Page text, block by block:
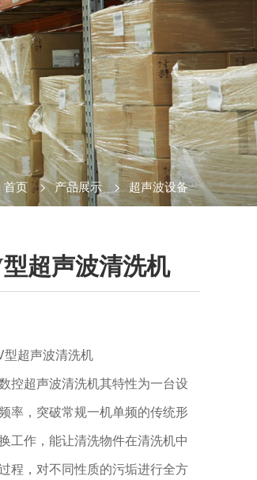
首页 > 产品展示 > 超声波设备
超声波清洗机
型超声波清洗机
控超声波清洗机其特性为一台设
率，突破常规一机单频的传统形
工作，能让清洗物件在清洗机中
程，对不同性质的污垢进行全方